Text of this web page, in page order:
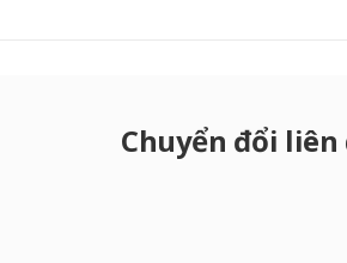
Chuyển đổi liên